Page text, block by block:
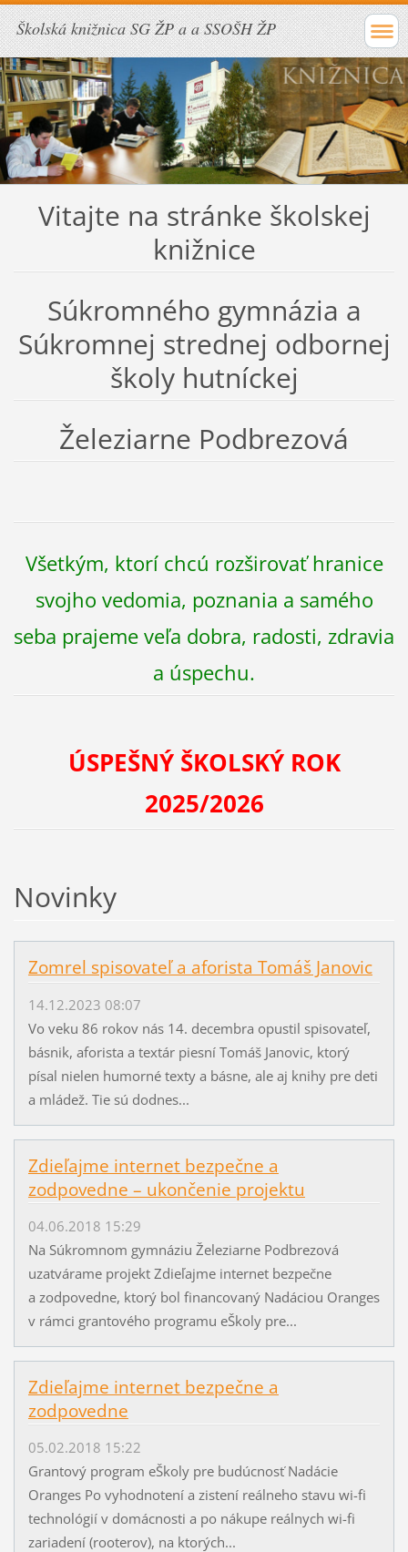
Školská knižnica SG ŽP a a SSOŠH ŽP
Vitajte na stránke školskej
knižnice
Súkromného gymnázia a
Súkromnej strednej odbornej
školy hutníckej
Železiarne Podbrezová
Všetkým, ktorí chcú rozširovať hranice
svojho vedomia, poznania a samého
seba prajeme veľa dobra, radosti, zdravia
a úspechu.
ÚSPEŠNÝ ŠKOLSKÝ ROK
2025/2026
Novinky
Zomrel spisovateľ a aforista Tomáš Janovic
14.12.2023 08:07
Vo veku 86 rokov nás 14. decembra opustil spisovateľ,
básnik, aforista a textár piesní Tomáš Janovic, ktorý
písal nielen humorné texty a básne, ale aj knihy pre deti
a mládež. Tie sú dodnes...
Zdieľajme internet bezpečne a
zodpovedne – ukončenie projektu
04.06.2018 15:29
Na Súkromnom gymnáziu Železiarne Podbrezová
uzatvárame projekt Zdieľajme internet bezpečne
a zodpovedne, ktorý bol financovaný Nadáciou Oranges
v rámci grantového programu eŠkoly pre...
Zdieľajme internet bezpečne a
zodpovedne
05.02.2018 15:22
Grantový program eŠkoly pre budúcnosť Nadácie
Oranges Po vyhodnotení a zistení reálneho stavu wi-fi
technológií v domácnosti a po nákupe reálnych wi-fi
zariadení (rooterov), na ktorých...